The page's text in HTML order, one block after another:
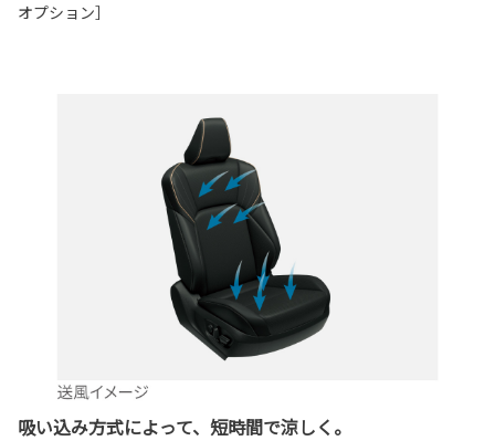
オプション］
吸い込み方式によって、短時間で涼しく。